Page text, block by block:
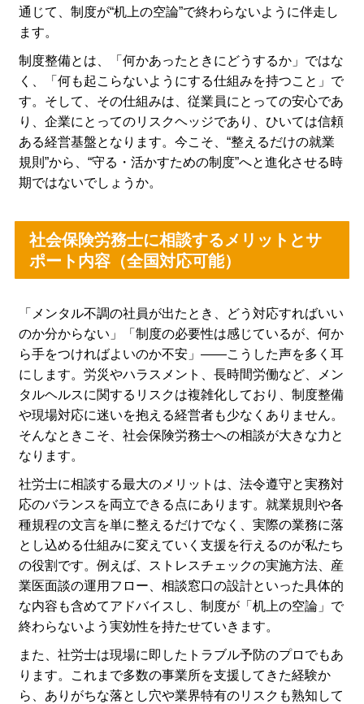
通じて、制度が“机上の空論”で終わらないように伴走し
ます。
制度整備とは、「何かあったときにどうするか」ではな
く、「何も起こらないようにする仕組みを持つこと」で
す。そして、その仕組みは、従業員にとっての安心であ
り、企業にとってのリスクヘッジであり、ひいては信頼
ある経営基盤となります。今こそ、“整えるだけの就業
規則”から、“守る・活かすための制度”へと進化させる時
期ではないでしょうか。
社会保険労務士に相談するメリットとサ
ポート内容（全国対応可能）
「メンタル不調の社員が出たとき、どう対応すればいい
のか分からない」「制度の必要性は感じているが、何か
ら手をつければよいのか不安」――こうした声を多く耳
にします。労災やハラスメント、長時間労働など、メン
タルヘルスに関するリスクは複雑化しており、制度整備
や現場対応に迷いを抱える経営者も少なくありません。
そんなときこそ、社会保険労務士への相談が大きな力と
なります。
社労士に相談する最大のメリットは、法令遵守と実務対
応のバランスを両立できる点にあります。就業規則や各
種規程の文言を単に整えるだけでなく、実際の業務に落
とし込める仕組みに変えていく支援を行えるのが私たち
の役割です。例えば、ストレスチェックの実施方法、産
業医面談の運用フロー、相談窓口の設計といった具体的
な内容も含めてアドバイスし、制度が「机上の空論」で
終わらないよう実効性を持たせていきます。
また、社労士は現場に即したトラブル予防のプロでもあ
ります。これまで多数の事業所を支援してきた経験か
ら、ありがちな落とし穴や業界特有のリスクも熟知して